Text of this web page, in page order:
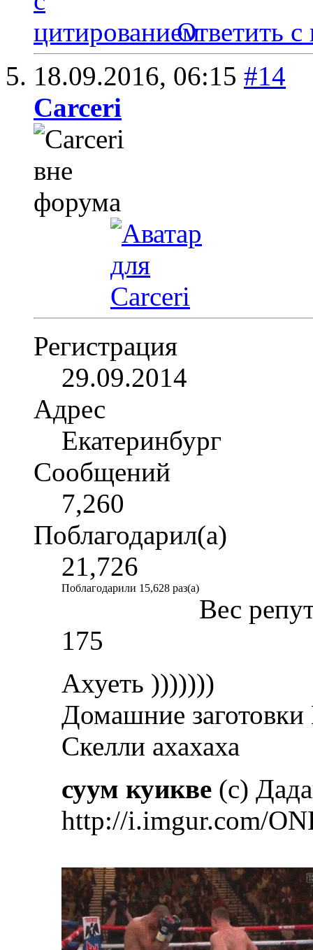
Ответить с
18.09.2016, 06:15 #14
Carceri
Регистрация
29.09.2014
Адрес
Екатеринбург
Сообщений
7,260
Поблагодарил(а)
21,726
Поблагодарили 15,628 раз(а)
Вес
175
Ахуеть )))))))
Домашние заготовки
Скелли ахахаха
суум куикве (с)
http://i.imgur.com/